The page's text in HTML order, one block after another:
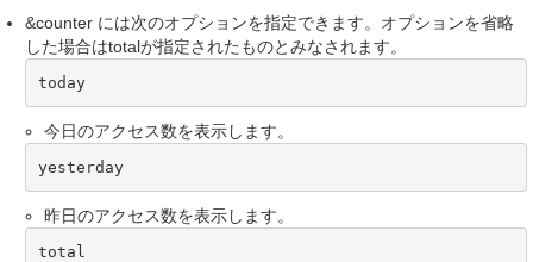
&counter には次のオプションを指定できます。オプションを省略
した場合はtotalが指定されたものとみなされます。
today
今日のアクセス数を表示します。
yesterday
昨日のアクセス数を表示します。
total